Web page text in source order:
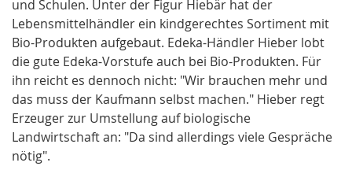
und Schulen. Unter der Figur Hiebär hat der
Lebensmittelhändler ein kindgerechtes Sortiment mit
Bio-Produkten aufgebaut. Edeka-Händler Hieber lobt
die gute Edeka-Vorstufe auch bei Bio-Produkten. Für
ihn reicht es dennoch nicht: "Wir brauchen mehr und
das muss der Kaufmann selbst ma­chen." Hieber regt
Erzeuger zur Umstellung auf biologische
Landwirtschaft an: "Da sind allerdings viele Ge­sprä­che
nötig".